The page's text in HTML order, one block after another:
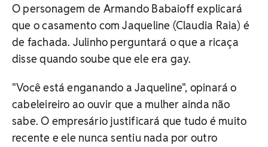
O personagem de Armando Babaioff explicará
que o casamento com Jaqueline (Claudia Raia) é
de fachada. Julinho perguntará o que a ricaça
disse quando soube que ele era gay.
"Você está enganando a Jaqueline", opinará o
cabeleireiro ao ouvir que a mulher ainda não
sabe. O empresário justificará que tudo é muito
recente e ele nunca sentiu nada por outro